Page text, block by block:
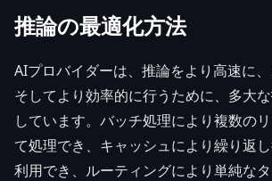
推論の最適化方法
AIプロバイダーは、推論をより高速に、
そしてより効率的に行うために、多大
しています。バッチ処理により複数の
て処理でき、キャッシュにより繰り返
利用でき、ルーティングにより単純な